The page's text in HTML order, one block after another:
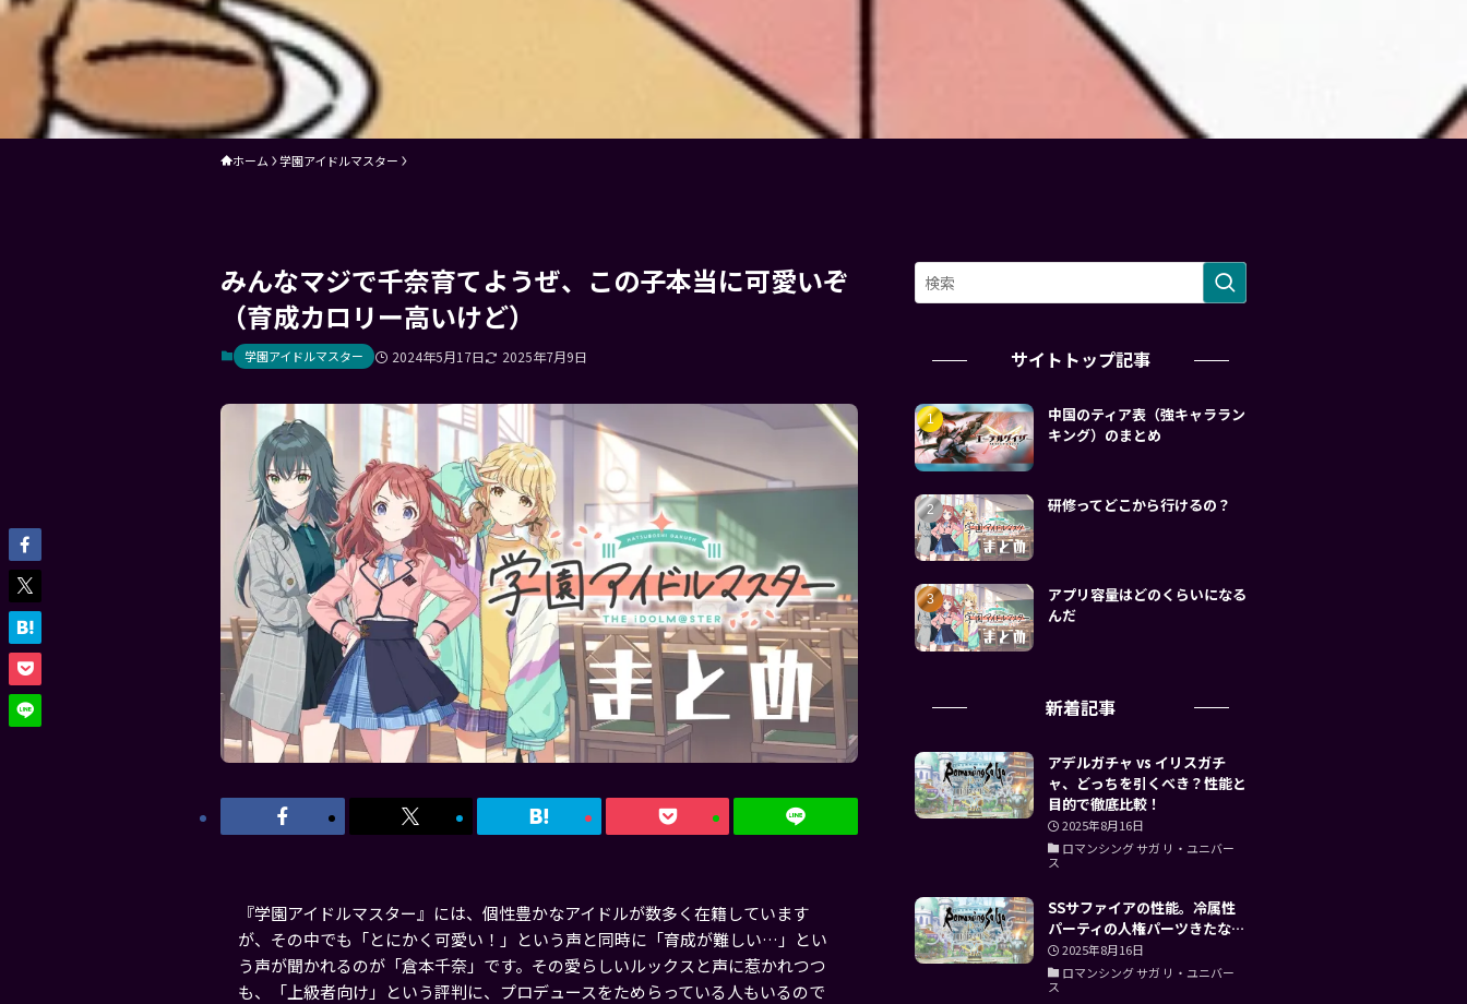
ホーム 学園アイドルマスター
みんなマジで千奈育てようぜ、この子本当に可愛いぞ
（育成カロリー高いけど）
学園アイドルマスター 2024年5月17日 2025年7月9日
『学園アイドルマスター』には、個性豊かなアイドルが数多く在籍しています
が、その中でも「とにかく可愛い！」という声と同時に「育成が難しい…」とい
う声が聞かれるのが「倉本千奈」です。その愛らしいルックスと声に惹かれつつ
も、「上級者向け」という評判に、プロデュースをためらっている人もいるので
サイトトップ記事
中国のティア表（強キャララン
キング）のまとめ
研修ってどこから行けるの？
アプリ容量はどのくらいになる
んだ
新着記事
アデルガチャ vs イリスガチ
ャ、どっちを引くべき？性能と
目的で徹底比較！
2025年8月16日
ロマンシング サガ リ・ユニバー
ス
SSサファイアの性能。冷属性
パーティの人権パーツきたな…
2025年8月16日
ロマンシング サガ リ・ユニバー
ス